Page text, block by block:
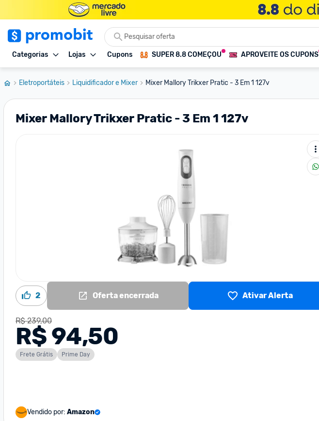
Categorias Lojas Cupons SUPER 8.8 COMEÇOU APROVEITE OS CUPONS
Eletroportáteis Liquidificador e Mixer Mixer Mallory Trikxer Pratic - 3 Em 1 127v
Mixer Mallory Trikxer Pratic - 3 Em 1 127v
2 Oferta encerrada Ativar Alerta
R$ 239,00
R$ 94,50
Frete Grátis Prime Day
Vendido por: Amazon